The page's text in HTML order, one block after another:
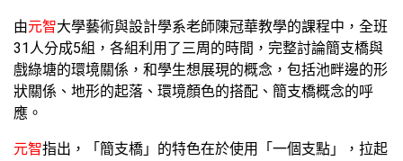
由元智大學藝術與設計學系老師陳冠華教學的課程中，全班
31人分成5組，各組利用了三周的時間，完整討論簡支橋與
戲綠塘的環境關係，和學生想展現的概念，包括池畔邊的形
狀關係、地形的起落、環境顏色的搭配、簡支橋概念的呼
應。
元智指出，「簡支橋」的特色在於使用「一個支點」，拉起